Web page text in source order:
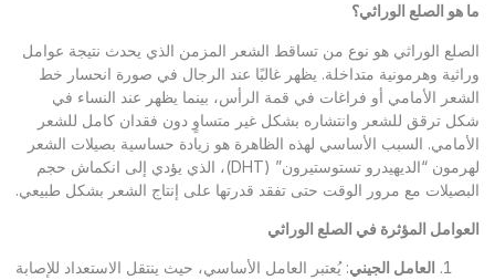
ما هو الصلع الوراثي؟
الصلع الوراثي هو نوع من تساقط الشعر المزمن الذي يحدث نتيجة عوامل
وراثية وهرمونية متداخلة. يظهر غالبًا عند الرجال في صورة انحسار خط
الشعر الأمامي أو فراغات في قمة الرأس، بينما يظهر عند النساء في
شكل ترقق للشعر وانتشاره بشكل غير متساوٍ دون فقدان كامل للشعر
الأمامي. السبب الأساسي لهذه الظاهرة هو زيادة حساسية بصيلات الشعر
لهرمون “الديهيدرو تستوستيرون” (DHT)، الذي يؤدي إلى انكماش حجم
البصيلات مع مرور الوقت حتى تفقد قدرتها على إنتاج الشعر بشكل طبيعي.
العوامل المؤثرة في الصلع الوراثي
العامل الجيني: يُعتبر العامل الأساسي، حيث ينتقل الاستعداد للإصابة